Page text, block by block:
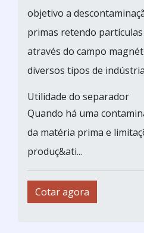
objetivo a
primas retendo
através do campo
diversos tipos de
Utilidade do separador
Quando há uma
da matéria prima e
produç&ati...
Cotar agora